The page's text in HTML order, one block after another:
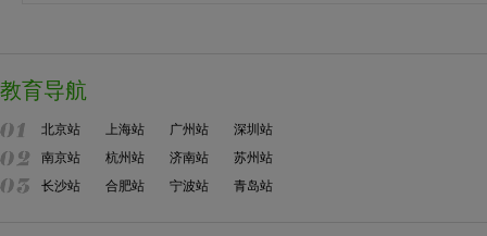
教育导航
北京站 上海站 广州站
深圳站
南京站
杭州站 济南站
苏州站
长沙站
合肥站 宁波站 青岛站